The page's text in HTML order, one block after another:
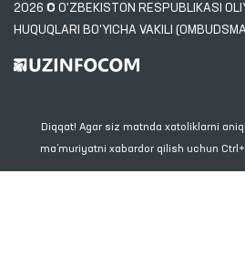
2026 © O'ZBEKISTON RESPUBLIKASI
HUQUQLARI BO'YICHA VAKILI
Diqqat! Agar siz matnda xatoliklarni
ma’muriyatni xabardor qilish uchun